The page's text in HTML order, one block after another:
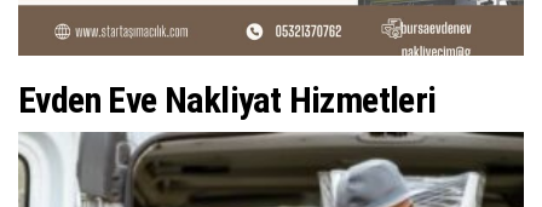
Evden Eve Nakliyat Hizmetleri